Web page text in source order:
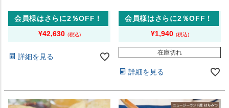
会員様はさらに2％OFF！
¥42,630
詳細を見る
会員様はさらに2％OFF！
¥1,940
在庫切れ
詳細を見る